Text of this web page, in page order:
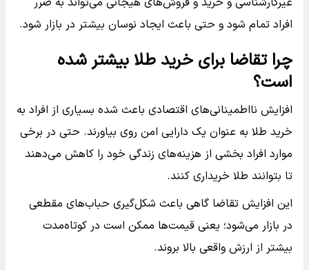
افراد تمام شود و حتی باعث ایجاد نوسان بیشتر در بازار شود.
چرا تقاضا برای خرید طلا بیشتر شده
است؟
افزایش نااطمینانی‌های اقتصادی باعث شده بسیاری از افراد به
خرید طلا به عنوان یک دارایی امن روی بیاورند. حتی در برخی
موارد افراد بخشی از هزینه‌های زندگی خود را کاهش می‌دهند
تا بتوانند طلا خریداری کنند.
این افزایش تقاضا گاهی باعث شکل‌گیری حباب‌های مقطعی
در بازار می‌شود؛ یعنی قیمت‌ها ممکن است در کوتاه‌مدت
بیشتر از ارزش واقعی بالا بروند.